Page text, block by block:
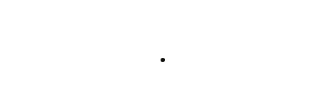
【求人情報】訪問看護スタッフ「入社お祝い金